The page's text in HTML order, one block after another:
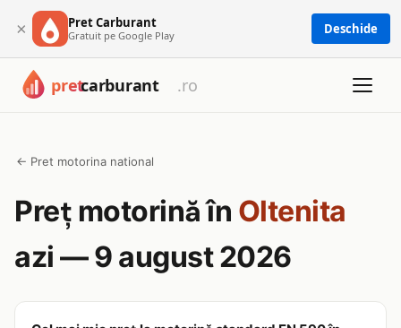
× Pret Carburant
Gratuit pe Google Play Deschide
← Pret motorina national
Preț motorină în Oltenita
azi — 9 august 2026